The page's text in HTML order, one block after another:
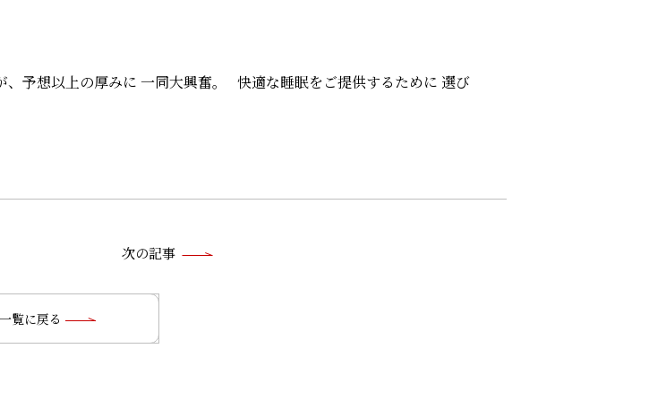
予想以上の厚みに 一同大興奮。 快適な睡眠をご提供するために 選び
次の記事
一覧に戻る